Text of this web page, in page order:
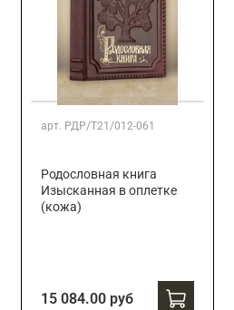
арт. РДР/Т21/012-061
Родословная книга
Изысканная в оплетке
(кожа)
15 084.00 руб